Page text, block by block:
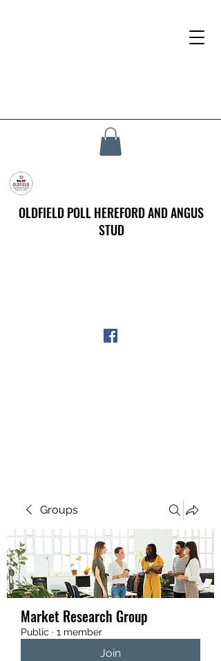
OLDFIELD POLL HEREFORD AND ANGUS
STUD
Groups
Market Research Group
Public · 1 member
Join